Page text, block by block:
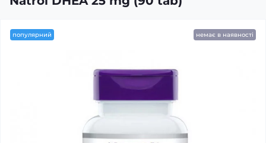
популярний немає в наявності